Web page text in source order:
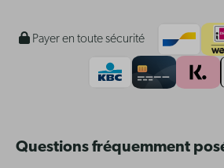
Payer en toute sécurité
Questions fréquemment